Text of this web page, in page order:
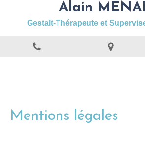
Alain
Gestalt-Thérapeute et
Mentions légales